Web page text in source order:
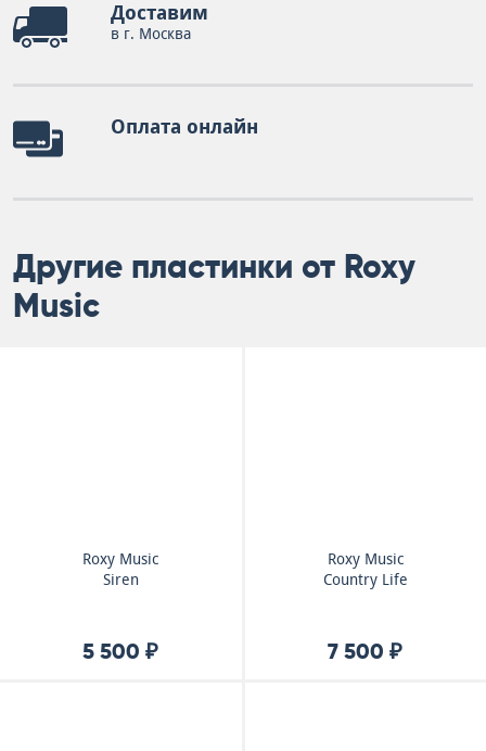
Доставим
в г. Москва
Оплата онлайн
Другие пластинки от Roxy
Music
Roxy Music
Siren
5 500 ₽
Roxy Music
Country Life
7 500 ₽